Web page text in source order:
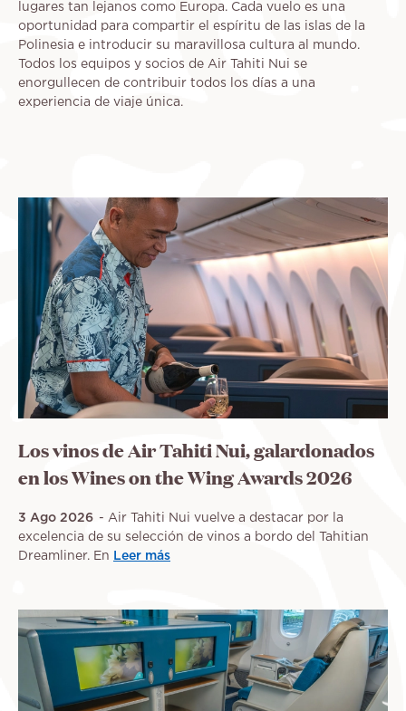
lugares tan lejanos como Europa. Cada vuelo es una
oportunidad para compartir el espíritu de las islas de la
Polinesia e introducir su maravillosa cultura al mundo.
Todos los equipos y socios de Air Tahiti Nui se
enorgullecen de contribuir todos los días a una
experiencia de viaje única.
Los vinos de Air Tahiti Nui, galardonados
en los Wines on the Wing Awards 2026
3 Ago 2026
Air Tahiti Nui vuelve a destacar por la
excelencia de su selección de vinos a bordo del Tahitian
Dreamliner. En
Leer más